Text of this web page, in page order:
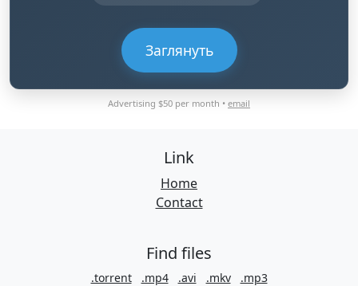
Заглянуть
Advertising $50 per month • email
Link
Home
Contact
Find files
.torrent .mp4 .avi .mkv
.mp3